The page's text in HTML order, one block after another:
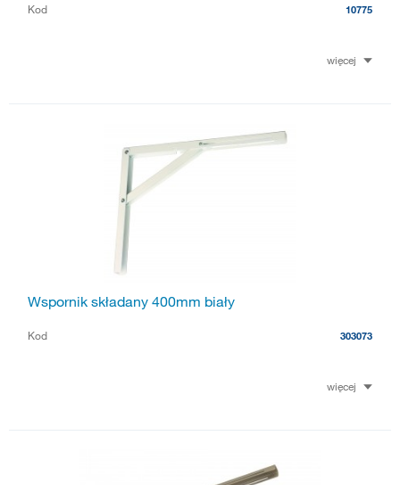
Kod 10775
więcej
Wspornik składany 400mm biały
Kod 303073
więcej